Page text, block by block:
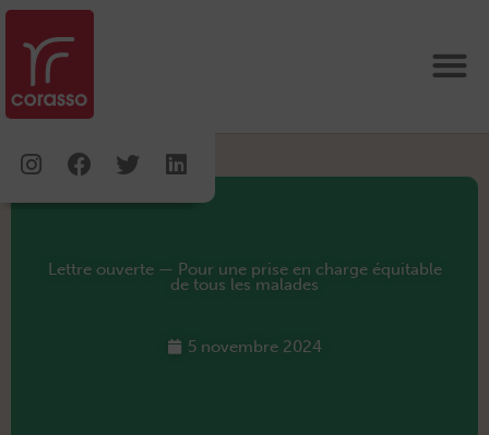
Aller
contenu
InstagramFacebook
TwitterLinkedin
Lettre ouverte — Pour une prise en charge équitable
de tous les malades
5 novembre 2024